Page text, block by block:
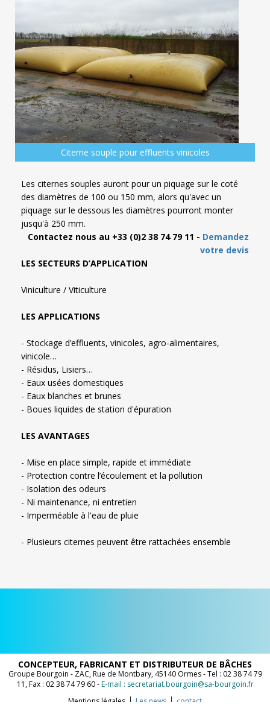
Citerne souple pour effluents vinicoles
Les citernes souples auront pour un piquage sur le coté
des diamètres de 100 ou 150 mm, alors qu'avec un
piquage sur le dessous les diamètres pourront monter
jusqu'à 250 mm.
Contactez nous au +33 (0)2 38 74 79 11 - Demandez
votre devis
LES SECTEURS D’APPLICATION
Viniculture / Viticulture
LES APPLICATIONS
- Stockage d’effluents, vinicoles, agro-alimentaires,
vinicole…
- Résidus, Lisiers…
- Eaux usées domestiques
- Eaux blanches et brunes
- Boues liquides de station d'épuration
LES AVANTAGES
- Mise en place simple, rapide et immédiate
- Protection contre l’écoulement et la pollution
- Isolation des odeurs
- Ni maintenance, ni entretien
- Imperméable à l'eau de pluie
- Plusieurs citernes peuvent être rattachées ensemble
CONCEPTEUR, FABRICANT ET DISTRIBUTEUR DE BÂCHES
Groupe Bourgoin - ZAC, Rue de Montbary, 45140 Ormes - Tel : 02 38 74 79
11, Fax : 02 38 74 79 60 -E-mail : secretariat.bourgoin@sa-bourgoin.fr
Mentions légales
Les news contact